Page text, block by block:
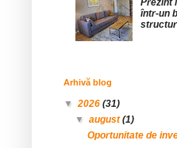
Prezint
într-un
Arhivă blog
▼2026 (31)
▼august(1)
Oportunitate de